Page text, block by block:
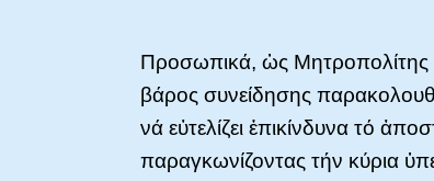
Προσωπικά, ὡς Μητροπολίτης
βάρος συνείδησης
νά εὐτελίζει ἐπικίνδυνα τό
παραγκωνίζοντας τήν κύρια